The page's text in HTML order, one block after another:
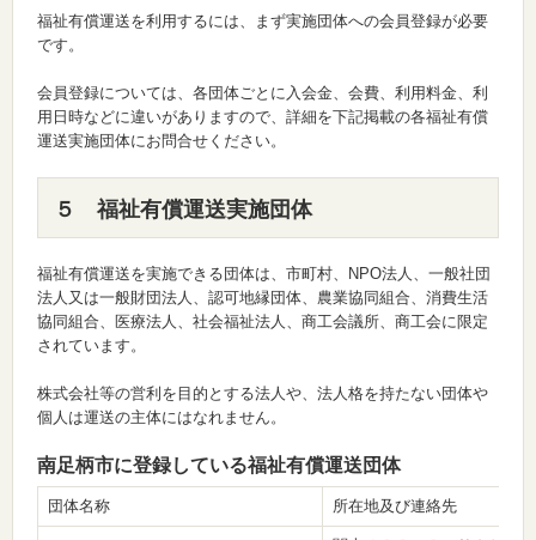
福祉有償運送を利用するには、まず実施団体への会員登録が必要
です。
会員登録については、各団体ごとに入会金、会費、利用料金、利
用日時などに違いがありますので、詳細を下記掲載の各福祉有償
運送実施団体にお問合せください。
５ 福祉有償運送実施団体
福祉有償運送を実施できる団体は、市町村、NPO法人、一般社団
法人又は一般財団法人、認可地縁団体、農業協同組合、消費生活
協同組合、医療法人、社会福祉法人、商工会議所、商工会に限定
されています。
株式会社等の営利を目的とする法人や、法人格を持たない団体や
個人は運送の主体にはなれません。
南足柄市に登録している福祉有償運送団体
団体名称 所在地及び連絡先